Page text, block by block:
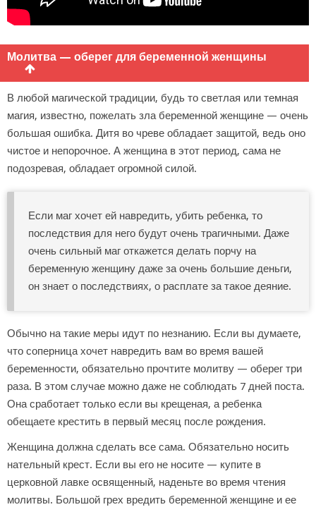
Молитва — оберег для беременной женщины
В любой магической традиции, будь то светлая или темная
магия, известно, пожелать зла беременной женщине — очень
большая ошибка. Дитя во чреве обладает защитой, ведь оно
чистое и непорочное. А женщина в этот период, сама не
подозревая, обладает огромной силой.
Если маг хочет ей навредить, убить ребенка, то
последствия для него будут очень трагичными. Даже
очень сильный маг откажется делать порчу на
беременную женщину даже за очень большие деньги,
он знает о последствиях, о расплате за такое деяние.
Обычно на такие меры идут по незнанию. Если вы думаете,
что соперница хочет навредить вам во время вашей
беременности, обязательно прочтите молитву — оберег три
раза. В этом случае можно даже не соблюдать 7 дней поста.
Она сработает только если вы крещеная, а ребенка
обещаете крестить в первый месяц после рождения.
Женщина должна сделать все сама. Обязательно носить
нательный крест. Если вы его не носите — купите в
церковной лавке освященный, наденьте во время чтения
молитвы. Большой грех вредить беременной женщине и ее